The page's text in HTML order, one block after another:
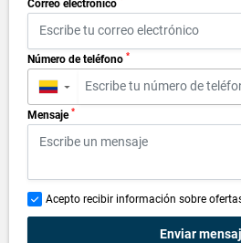
Correo electrónico
Número de teléfono *
▼
Mensaje *
Acepto recibir información sobre
Enviar